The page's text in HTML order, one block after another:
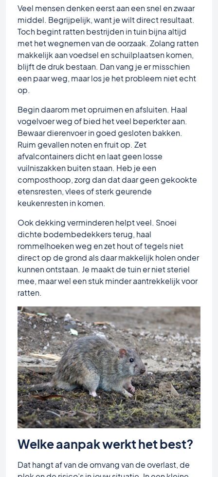
Veel mensen denken eerst aan een snel en zwaar
middel. Begrijpelijk, want je wilt direct resultaat.
Toch begint ratten bestrijden in tuin bijna altijd
met het wegnemen van de oorzaak. Zolang ratten
makkelijk aan voedsel en schuilplaatsen komen,
blijft de druk bestaan. Dan vang je er misschien
een paar weg, maar los je het probleem niet echt
op.
Begin daarom met opruimen en afsluiten. Haal
vogelvoer weg of bied het veel beperkter aan.
Bewaar dierenvoer in goed gesloten bakken.
Ruim gevallen noten en fruit op. Zet
afvalcontainers dicht en laat geen losse
vuilniszakken buiten staan. Heb je een
composthoop, zorg dan dat daar geen gekookte
etensresten, vlees of sterk geurende
keukenresten in komen.
Ook dekking verminderen helpt veel. Snoei
dichte bodembedekkers terug, haal
rommelhoeken weg en zet hout of tegels niet
direct op de grond als daar makkelijk holen onder
kunnen ontstaan. Je maakt de tuin er niet steriel
mee, maar wel een stuk minder aantrekkelijk voor
ratten.
Welke aanpak werkt het best?
Dat hangt af van de omvang van de overlast, de